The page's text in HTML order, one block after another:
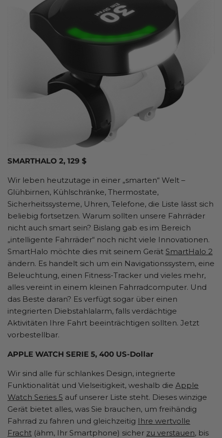
SMARTHALO 2, 129 $
Wir leben heutzutage in einer „smarten“ Welt –
Glühbirnen, Kühlschränke, Thermostate,
Sicherheitssysteme, Uhren, Telefone, die Liste lässt sich
beliebig fortsetzen. Warum sollten unsere Fahrräder
nicht auch smart sein? Bislang gab es im Bereich
„intelligente Fahrräder“ noch nicht viele Innovationen.
SmartHalo möchte dies mit seinem Gerät SmartHalo 2
ändern. Es handelt sich um ein Navigationssystem, eine
Beleuchtung, einen Fitness-Tracker und vieles mehr,
alles vereint in einem kleinen Fahrradcomputer. Und
das Beste daran? Es verfügt sogar über einen
integrierten Diebstahlalarm, falls verdächtige
Aktivitäten Ihre Fahrt beeinträchtigen sollten. Jetzt
vorbestellbar.
APPLE WATCH SERIE 5, 400 US-Dollar
Wir sind alle für schlankes Design, integrierte
Funktionalität und Vielseitigkeit, weshalb die Apple
Watch Series 5 auf unserer Liste steht. Dieses winzige
Gerät bietet alles, was Sie brauchen, um freihändig
Fahrrad zu fahren und gleichzeitig Ihre wertvolle
Fracht (ähm, Ihr Smartphone) sicher zu verstauen, bis